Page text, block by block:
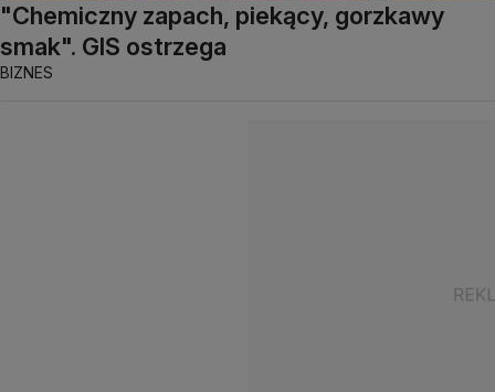
"Chemiczny zapach, piekący, gorzkawy
smak". GIS ostrzega
BIZNES